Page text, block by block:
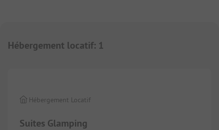
Hébergement locatif: 1
Suites Glamping
Hébergement Locatif